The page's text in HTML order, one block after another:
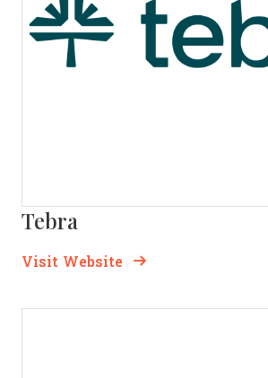
Tebra
Visit WebsiteOpens New Window